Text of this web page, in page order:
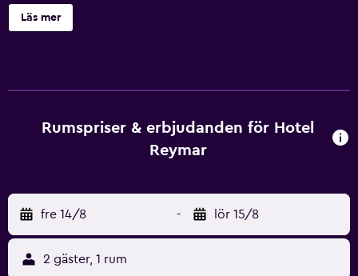
32-tums eller 42-tums platt-TV. Börja dagen med en
hälsosam frukostbuffé på Reymar innan du ger dig ut på
Du kan bada i Medelhavet och njuta av ett antal
vattensporter och aktiviteter i området. Du kan även
Läs mer
Rumspriser & erbjudanden för Hotel
Reymar
fre 14/8 - lör 15/8
2 gäster, 1 rum